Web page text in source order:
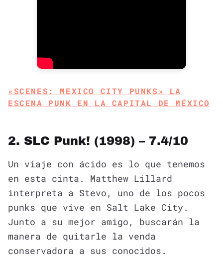
«SCENES: MEXICO CITY PUNKS» LA
ESCENA PUNK EN LA CAPITAL DE MÉXICO
2. SLC Punk! (1998) – 7.4/10
Un viaje con ácido es lo que tenemos
en esta cinta. Matthew Lillard
interpreta a Stevo, uno de los pocos
punks que vive en Salt Lake City.
Junto a su mejor amigo, buscarán la
manera de quitarle la venda
conservadora a sus conocidos.